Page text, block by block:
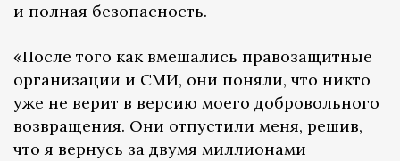
и полная безопасность.
«После того как вмешались правозащитные
организации и СМИ, они поняли, что никто
уже не верит в версию моего добровольного
возвращения. Они отпустили меня, решив,
что я вернусь за двумя миллионами